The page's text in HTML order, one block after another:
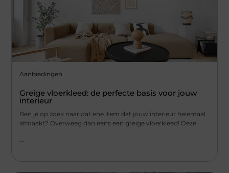
Aanbiedingen
Greige vloerkleed: de perfecte basis voor jouw
interieur
Ben je op zoek naar dat ene item dat jouw interieur helemaal
afmaakt? Overweeg dan eens een greige vloerkleed! Deze